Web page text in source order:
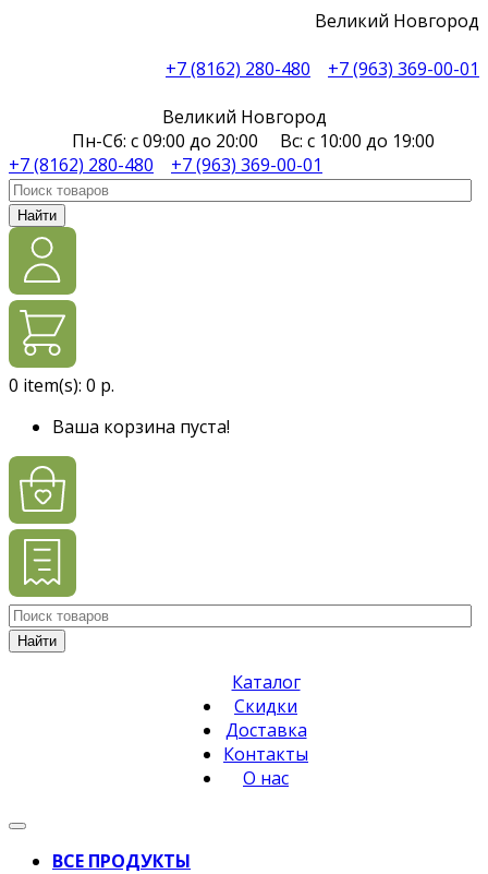
Великий Новгород
+7 (8162) 280-480
+7 (963) 369-00-01
Великий Новгород
Пн-Сб: с 09:00 до 20:00 Вс: с 10:00 до 19:00
+7 (8162) 280-480
+7 (963) 369-00-01
Найти
0 item(s): 0 р.
Ваша корзина пуста!
Найти
Каталог
Скидки
Доставка
Контакты
О нас
ВСЕ ПРОДУКТЫ